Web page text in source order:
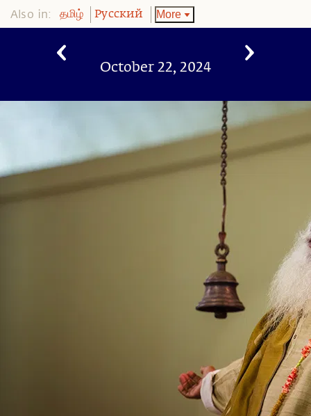
Also in: தமிழ் Pусский More
October 22, 2024